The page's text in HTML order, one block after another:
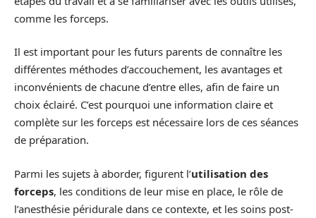
comme les forceps.
Il est important pour les futurs parents de connaître les
différentes méthodes d’accouchement, les avantages et
inconvénients de chacune d’entre elles, afin de faire un
choix éclairé. C’est pourquoi une information claire et
complète sur les forceps est nécessaire lors de ces séances
de préparation.
Parmi les sujets à aborder, figurent l’utilisation des
forceps, les conditions de leur mise en place, le rôle de
l’anesthésie péridurale dans ce contexte, et les soins post-